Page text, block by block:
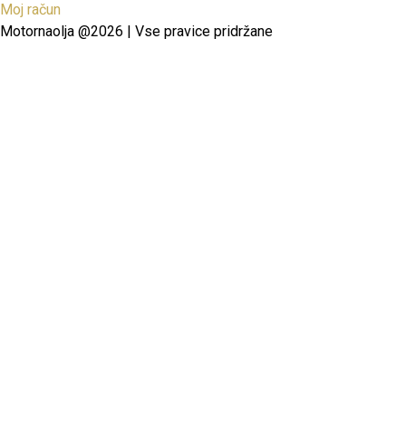
Moj račun
Motornaolja @2026 | Vse pravice pridržane